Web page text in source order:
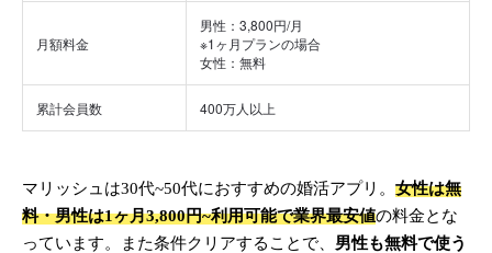
月額料金
男性：3,800円/月
※1ヶ月プランの場合
女性：無料
累計会員数 400万人以上
マリッシュは30代~50代におすすめの婚活アプリ。 女性は無
料・男性は1ヶ月3,800円~利用可能で業界最安値の料金とな
っています。また条件クリアすることで、 男性も無料で使う